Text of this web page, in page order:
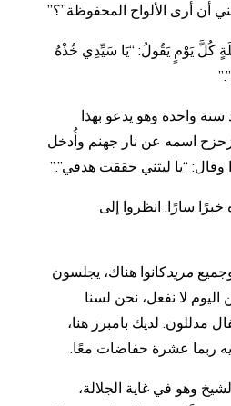
أن أرى الألواح المحفوظة”؟”
كُلَّ يَوْمٍ يَقُولُ: “يَا سَيِّدِي خُذْهُ
واحدة وهو يدعو بهذا
اسمه عن نار جهنم وأُدخل
وقال: “يا ليتني حققت هدفي”.”
سارًا. انظروا إلى
مريدكانوا هناك، يجلسون
لا نفعل، نحن لسنا
مدللون. لديك بامبرز هنا،
ربما عشرة حفاضات معًا.
وهو في غاية الجلالة،